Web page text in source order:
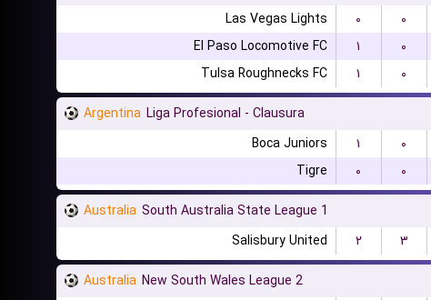
Las Vegas Lights
۰ ۰
El Paso Locomotive FC
۱ ۰
Tulsa Roughnecks FC
۱ ۰
Argentina Liga Profesional - Clausura
Boca Juniors
۱ ۰
Tigre
۰ ۰
Australia South Australia State League 1
Salisbury United
۲ ۳
Australia New South Wales League 2